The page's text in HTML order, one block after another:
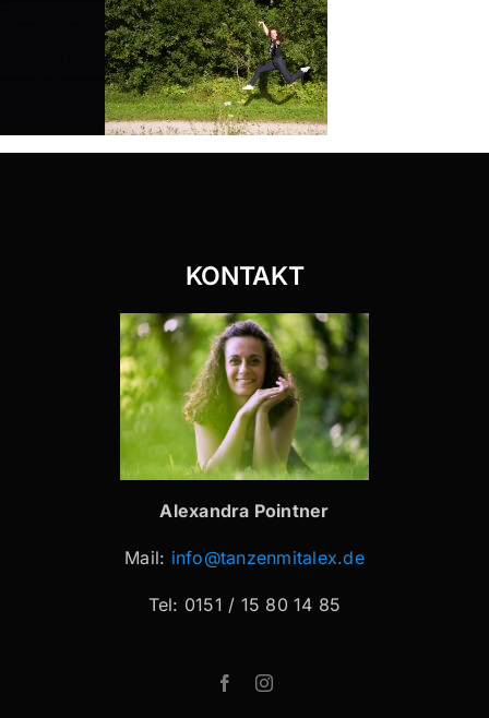
KONTAKT
Alexandra Pointner
Mail: info@tanzenmitalex.de
Tel: 0151 / 15 80 14 85